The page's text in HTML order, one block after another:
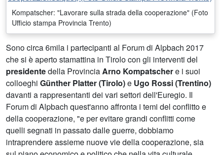
Kompatscher: "Lavorare sulla strada della cooperazione" (Foto
Ufficio stampa Provincia Trento)
Sono circa 6mila i partecipanti al Forum di Alpbach 2017
che si è aperto stamattina in Tirolo con gli interventi del
presidentedella ProvinciaArno Kompatschere i suoi
colloeghi Günther Platter (Tirolo)e Ugo Rossi (Trentino)
davanti a rappresentanti dei vari settori dell'Euregio. Il
Forum di Alpbach quest'anno affronta i temi del conflitto e
della cooperazione, "e per evitare grandi conflitti come
quelli segnati in passato dalle guerre, dobbiamo
intraprendere assieme nuove vie della cooperazione, sia